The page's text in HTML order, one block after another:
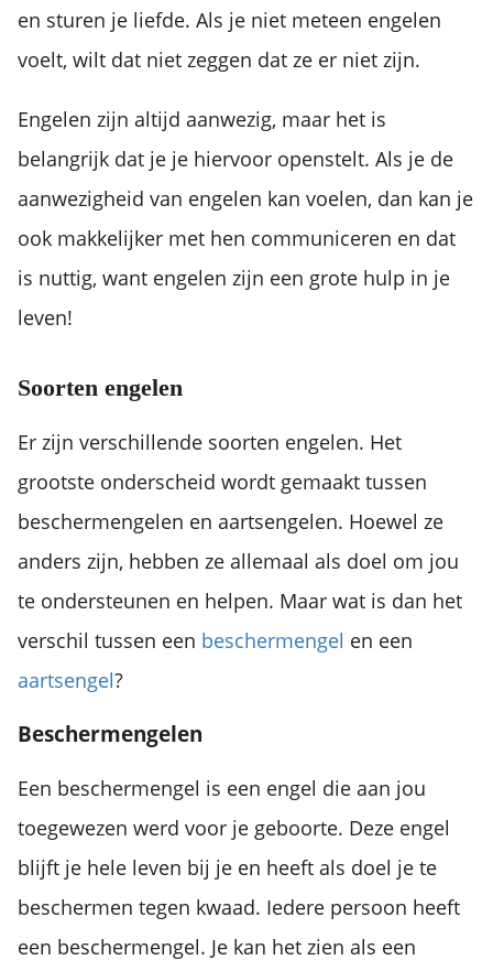
en sturen je liefde. Als je niet meteen engelen
voelt, wilt dat niet zeggen dat ze er niet zijn.
Engelen zijn altijd aanwezig, maar het is
belangrijk dat je je hiervoor openstelt. Als je de
aanwezigheid van engelen kan voelen, dan kan je
ook makkelijker met hen communiceren en dat
is nuttig, want engelen zijn een grote hulp in je
leven!
Soorten engelen
Er zijn verschillende soorten engelen. Het
grootste onderscheid wordt gemaakt tussen
beschermengelen en aartsengelen. Hoewel ze
anders zijn, hebben ze allemaal als doel om jou
te ondersteunen en helpen. Maar wat is dan het
verschil tussen een beschermengel en een
aartsengel?
Beschermengelen
Een beschermengel is een engel die aan jou
toegewezen werd voor je geboorte. Deze engel
blijft je hele leven bij je en heeft als doel je te
beschermen tegen kwaad. Iedere persoon heeft
een beschermengel. Je kan het zien als een